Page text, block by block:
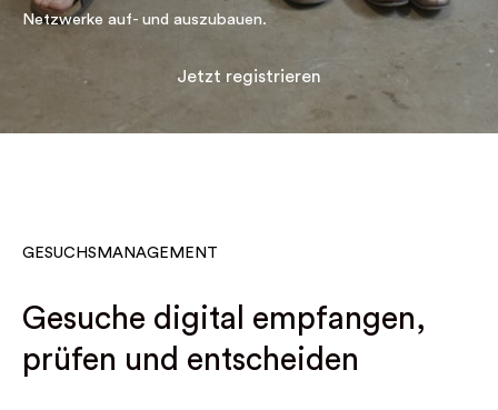
Netzwerke auf- und auszubauen.
Jetzt registrieren
GESUCHSMANAGEMENT
Gesuche digital empfangen,
prüfen und entscheiden